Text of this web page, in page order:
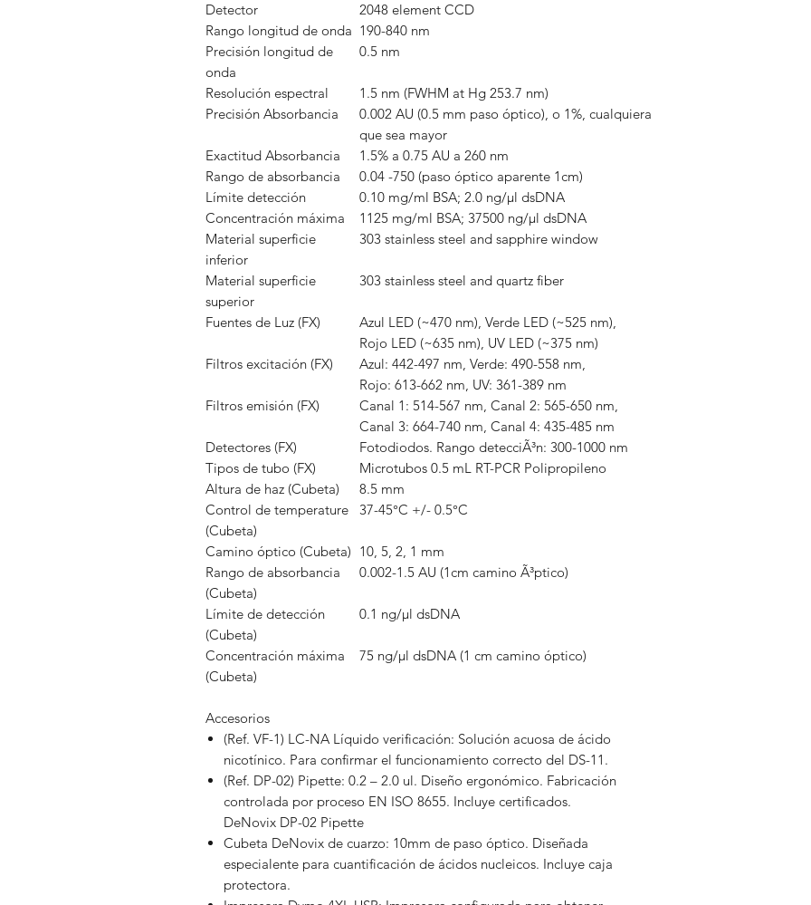
Detector
2048 element CCD
Rango longitud de onda 190-840 nm
Precisión longitud de
onda
0.5 nm
Resolución espectral
1.5 nm (FWHM at Hg 253.7 nm)
Precisión Absorbancia
0.002 AU (0.5 mm paso óptico), o 1%, cualquiera
que sea mayor
Exactitud Absorbancia
1.5% a 0.75 AU a 260 nm
Rango de absorbancia
0.04 -750 (paso óptico aparente 1cm)
Límite detección
0.10 mg/ml BSA; 2.0 ng/µl dsDNA
Concentración máxima
1125 mg/ml BSA; 37500 ng/µl dsDNA
Material superficie
inferior
303 stainless steel and sapphire window
Material superficie
superior
303 stainless steel and quartz fiber
Fuentes de Luz (FX)
Azul LED (~470 nm), Verde LED (~525 nm),
Rojo LED (~635 nm), UV LED (~375 nm)
Filtros excitación (FX)
Azul: 442-497 nm, Verde: 490-558 nm,
Rojo: 613-662 nm, UV: 361-389 nm
Filtros emisión (FX)
Canal 1: 514-567 nm, Canal 2: 565-650 nm,
Canal 3: 664-740 nm, Canal 4: 435-485 nm
Detectores (FX)
Fotodiodos. Rango detecciÃ³n: 300-1000 nm
Tipos de tubo (FX)
Microtubos 0.5 mL RT-PCR Polipropileno
Altura de haz (Cubeta)
8.5 mm
Control de temperature
(Cubeta)
37-45°C +/- 0.5°C
Camino óptico (Cubeta) 10, 5, 2, 1 mm
Rango de absorbancia
(Cubeta)
0.002-1.5 AU (1cm camino Ã³ptico)
Límite de detección
(Cubeta)
0.1 ng/µl dsDNA
Concentración máxima
(Cubeta)
75 ng/µl dsDNA (1 cm camino óptico)
Accesorios
(Ref. VF-1) LC-NA Líquido verificación: Solución acuosa de ácido
nicotínico. Para confirmar el funcionamiento correcto del DS-11.
(Ref. DP-02) Pipette: 0.2 – 2.0 ul. Diseño ergonómico. Fabricación
controlada por proceso EN ISO 8655. Incluye certificados.
DeNovix DP-02 Pipette
Cubeta DeNovix de cuarzo: 10mm de paso óptico. Diseñada
especialente para cuantificación de ácidos nucleicos. Incluye caja
protectora.